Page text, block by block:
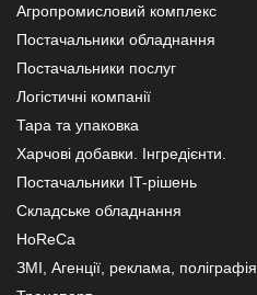
Агропромисловий комплекс
Постачальники обладнання
Постачальники послуг
Логістичні компанії
Тара та упаковка
Харчові добавки. Інгредієнти.
Постачальники IT-рішень
Складське обладнання
HoReCa
ЗМІ, Агенції, реклама, поліграфія